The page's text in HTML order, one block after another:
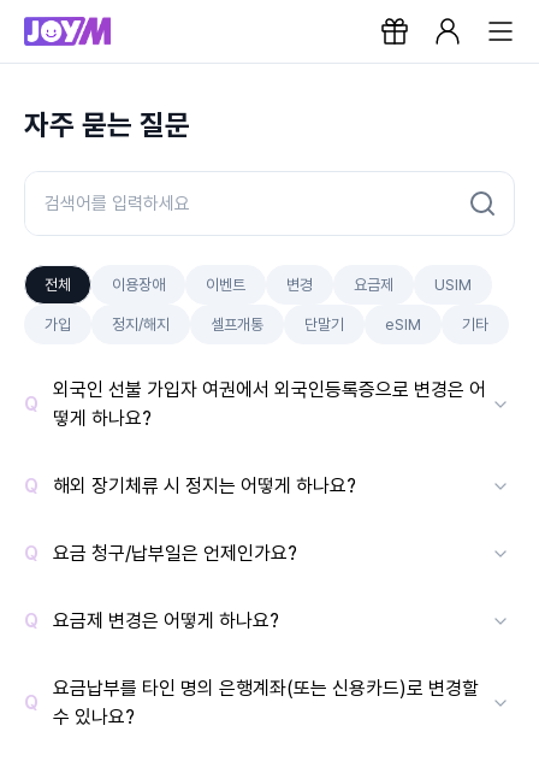
자주 묻는 질문
전체 이용장애 이벤트 변경 요금제 USIM
가입 정지/해지 셀프개통 단말기 eSIM 기타
외국인 선불 가입자 여권에서 외국인등록증으로 변경은 어
떻게 하나요?
해외 장기체류 시 정지는 어떻게 하나요?
요금 청구/납부일은 언제인가요?
요금제 변경은 어떻게 하나요?
요금납부를 타인 명의 은행계좌(또는 신용카드)로 변경할
수 있나요?